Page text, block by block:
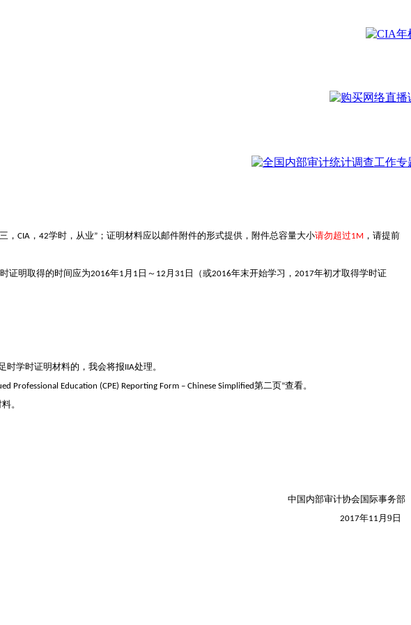
， CIA ， 42学时，从业” ；证明材料应以邮件附件的形式提供，附件总容量大小请勿超过1M ，请提前
证明取得的时间应为2016年1 月 1 日～ 12 月 31 日（或2016年末开始学习， 2017年初才取得学时证
时学时证明材料的，我会将报 IIA处理。
Professional Education (CPE) Reporting Form – Chinese Simplified第二页”查看。
。
中国内部审计协会国际事务部
2017年11 月 9 日